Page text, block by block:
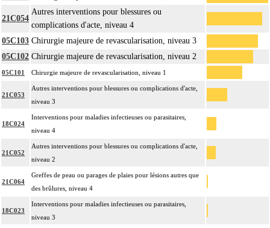
21C054
Autres interventions pour blessures ou
complications d'acte, niveau 4
05C103 Chirurgie majeure de revascularisation, niveau 3
05C102 Chirurgie majeure de revascularisation, niveau 2
05C101 Chirurgie majeure de revascularisation, niveau 1
21C053
Autres interventions pour blessures ou complications d'acte,
niveau 3
18C024
Interventions pour maladies infectieuses ou parasitaires,
niveau 4
21C052
Autres interventions pour blessures ou complications d'acte,
niveau 2
21C064
Greffes de peau ou parages de plaies pour lésions autres que
des brûlures, niveau 4
18C023
Interventions pour maladies infectieuses ou parasitaires,
niveau 3